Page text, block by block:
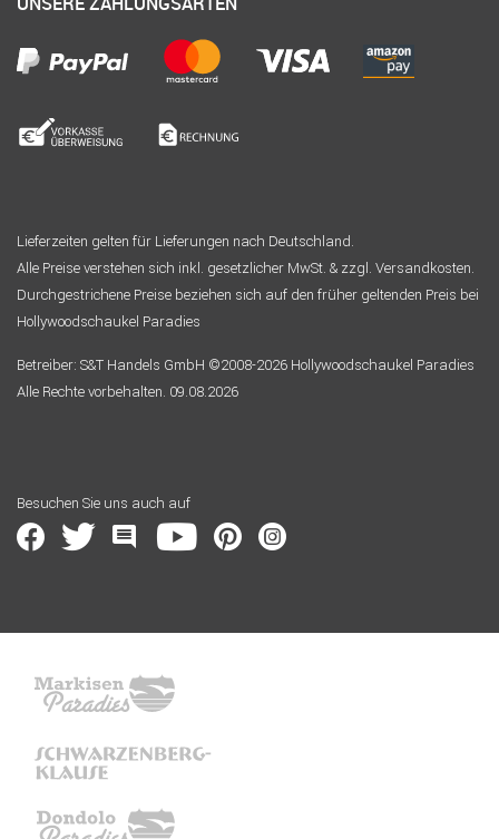
Lieferzeiten gelten für Lieferungen nach Deutschland.
Alle Preise verstehen sich inkl. gesetzlicher MwSt. & zzgl. Versandkosten.
Durchgestrichene Preise beziehen sich auf den früher geltenden Preis bei
Hollywoodschaukel Paradies
Betreiber: S&T Handels GmbH ©2008-2026 Hollywoodschaukel Paradies
Alle Rechte vorbehalten. 09.08.2026
Besuchen Sie uns auch auf